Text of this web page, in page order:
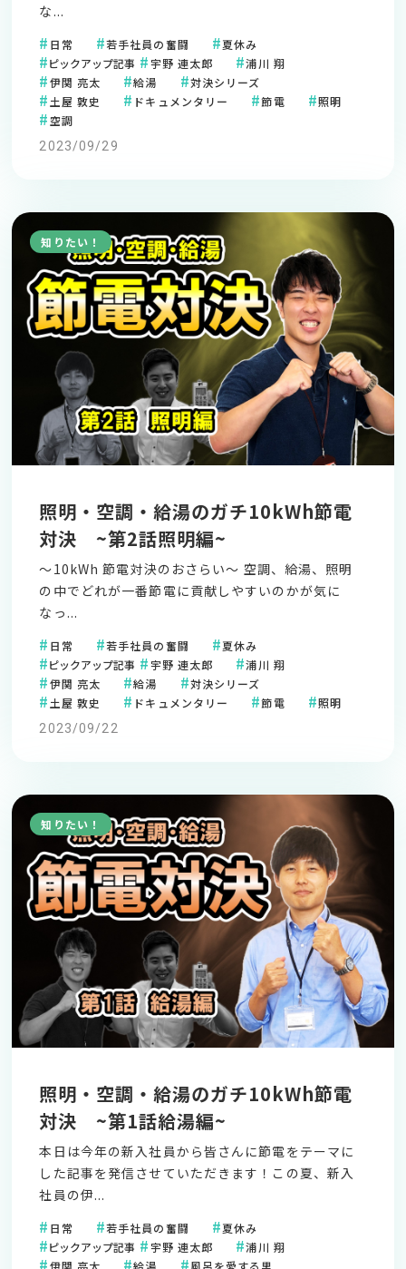
な...
日常 若手社員の奮闘
夏休み
ピックアップ記事
宇野 連太郎
浦川 翔
伊関 亮太
給湯
対決シリーズ
土屋 敦史
ドキュメンタリー 節電
照明
空調
2023/09/29
知りたい！
照明・空調・給湯のガチ10kWh節電
対決 ~第2話照明編~
～10kWh 節電対決のおさらい～ 空調、給湯、照明
の中でどれが一番節電に貢献しやすいのかが気に
なっ...
日常 若手社員の奮闘
夏休み
ピックアップ記事
宇野 連太郎
浦川 翔
伊関 亮太
給湯
対決シリーズ
土屋 敦史
ドキュメンタリー 節電 照明
2023/09/22
知りたい！
照明・空調・給湯のガチ10kWh節電
対決 ~第1話給湯編~
本日は今年の新入社員から皆さんに節電をテーマに
した記事を発信させていただきます！この夏、新入
社員の伊...
日常 若手社員の奮闘
夏休み
ピックアップ記事
宇野 連太郎
浦川 翔
伊関 亮太
給湯 風呂を愛する男